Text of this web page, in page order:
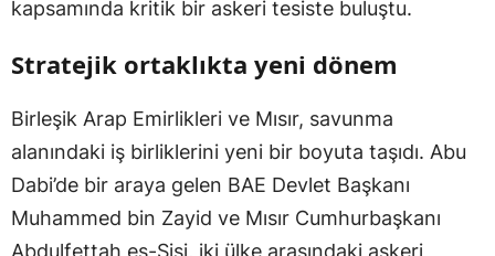
kapsamında kritik bir askeri tesiste buluştu.
Stratejik ortaklıkta yeni dönem
Birleşik Arap Emirlikleri ve Mısır, savunma
alanındaki iş birliklerini yeni bir boyuta taşıdı. Abu
Dabi’de bir araya gelen BAE Devlet Başkanı
Muhammed bin Zayid ve Mısır Cumhurbaşkanı